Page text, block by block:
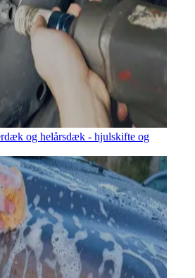
og helårsdæk - hjulskifte og